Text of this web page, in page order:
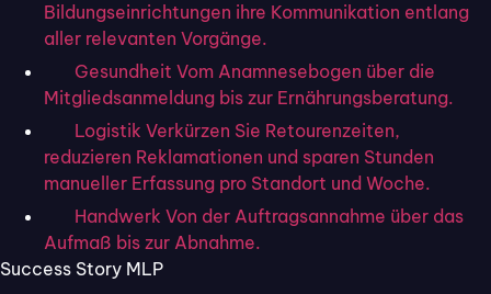
Bildungseinrichtungen ihre Kommunikation entlang
aller relevanten Vorgänge.
Gesundheit Vom Anamnesebogen über die
Mitgliedsanmeldung bis zur Ernährungsberatung.
Logistik Verkürzen Sie Retourenzeiten,
reduzieren Reklamationen und sparen Stunden
manueller Erfassung pro Standort und Woche.
Handwerk Von der Auftragsannahme über das
Aufmaß bis zur Abnahme.
Success Story MLP